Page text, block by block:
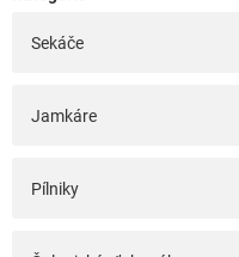
Sekáče
Jamkáre
Pílniky